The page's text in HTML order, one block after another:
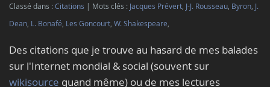
Classé dans : Citations Mots clés : Jacques Prévert J-J. Rousseau Byron J.
Dean L. Bonafé Les Goncourt W. Shakespeare
Des citations que je trouve au hasard de mes balades
sur l'Internet mondial & social (souvent sur
wikisource quand même) ou de mes lectures